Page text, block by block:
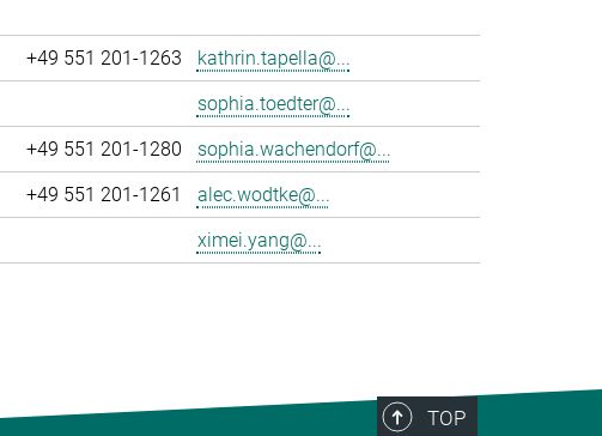
+49 551 201-1263
kathrin.tapella@...
sophia.toedter@...
+49 551 201-1280
sophia.wachendorf@...
+49 551 201-1261
alec.wodtke@...
ximei.yang@...
TOP